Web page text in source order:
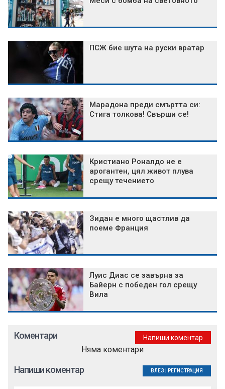
ПСЖ бие шута на руски вратар
Марадона преди смъртта си:
Стига толкова! Свърши се!
Кристиано Роналдо не е
арогантен, цял живот плува
срещу течението
Зидан е много щастлив да
поеме Франция
Луис Диас се завърна за
Байерн с победен гол срещу
Вила
Коментари Напиши коментар
Няма коментари
Напиши коментар ВЛЕЗ РЕГИСТРАЦИЯ